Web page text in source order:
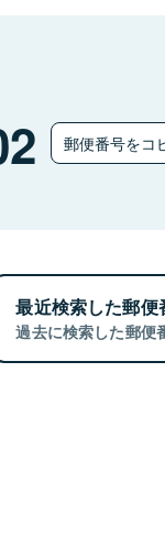
郵便番号をコ
最近検索した郵便
過去に検索した郵便